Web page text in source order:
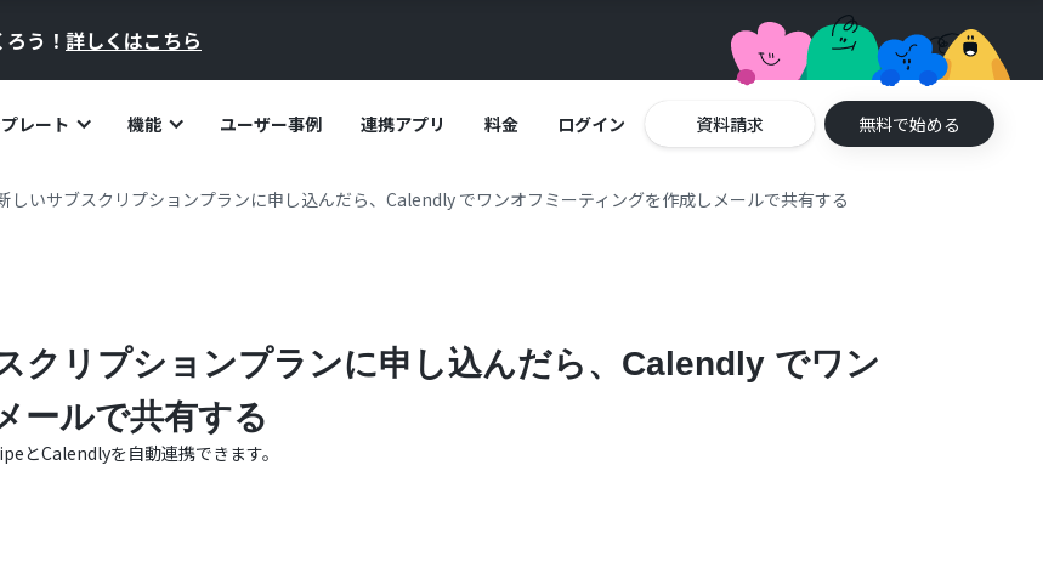
う！ 詳しくはこちら
レート 機能 ユーザー事例 連携アプリ 料金 ログイン 資料請求 無料で始める
しいサブスクリプションプランに申し込んだら、Calendly でワンオフミーティングを作成しメールで共有する
クリプションプランに申し込んだら、Calendly でワン
ールで共有する
とCalendlyを自動連携できます。